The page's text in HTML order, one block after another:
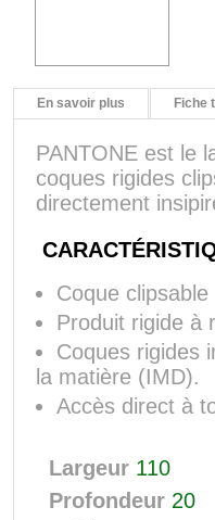
En savoir plus Fiche
PANTONE est le
coques rigides
directement
Coque clipsable
Produit rigide à
Coques rigides
la matière (IMD).
Accès direct à
Largeur 110
Profondeur 20